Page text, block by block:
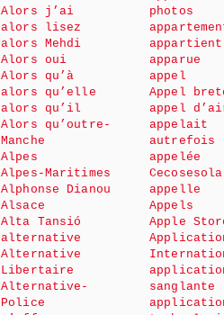
Alors j’ai
alors lisez
alors Mehdi
Alors oui
Alors qu’à
alors qu’elle
alors qu’il
Alors qu’outre-
Manche
Alpes
Alpes-Maritimes
Alphonse Dianou
Alsace
Alta Tansió
alternative
Alternative
Libertaire
Alternative-
Police
photos
appartient
apparue
appel
Appel
appel
appelait
autrefois
appelée
Cecosesola
appelle
Appels
Apple
sanglante